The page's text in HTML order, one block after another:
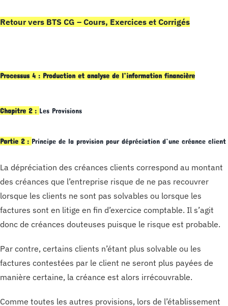
Retour vers BTS CG – Cours, Exercices et Corrigés
Processus 4 : Production et analyse de l’information financière
Chapitre 2 : Les Provisions
Partie 2 : Principe de la provision pour dépréciation d’une créance client
La dépréciation des créances clients correspond au montant
des créances que l’entreprise risque de ne pas recouvrer
lorsque les clients ne sont pas solvables ou lorsque les
factures sont en litige en fin d’exercice comptable. Il s’agit
donc de créances douteuses puisque le risque est probable.
Par contre, certains clients n’étant plus solvable ou les
factures contestées par le client ne seront plus payées de
manière certaine, la créance est alors irrécouvrable.
Comme toutes les autres provisions, lors de l’établissement